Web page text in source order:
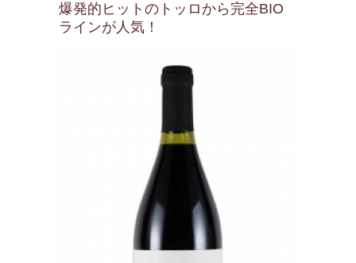
爆発的ヒットのトッロから完全BIO
ラインが人気！